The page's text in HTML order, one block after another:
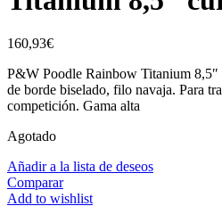
160,93€
P&W Poodle Rainbow Titanium 8,5″
de borde biselado, filo navaja. Para
competición. Gama alta
Agotado
Añadir a la lista de deseos
Comparar
Add to wishlist